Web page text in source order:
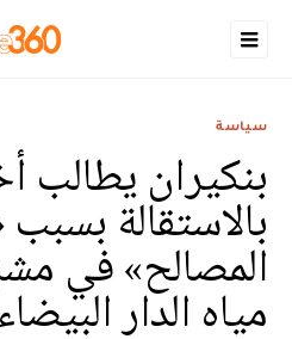
سياسة
بنكيران يطالب
بالاستقالة
المصالح» في
مياه الدار